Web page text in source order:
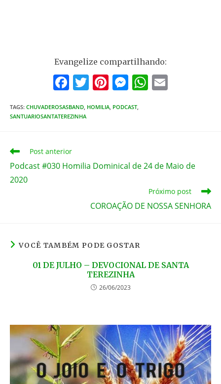
Evangelize compartilhando:
F
a
c
o
T
w
itt
Pi
nt
er
M
e
ss
g
W
h
p
TAGS: CHUVADEROSASBAND HOMILIA PODCAST
SANTUARIOSANTATEREZINHA
Leia
artigos
Post anterior
Podcast #030 Homilia Dominical de 24 de Maio de
2020
Próximo post
COROAÇÃO DE NOSSA SENHORA
VOCÊ TAMBÉM PODE GOSTAR
01 DE JULHO – DEVOCIONAL DE SANTA
TEREZINHA
26/06/2023